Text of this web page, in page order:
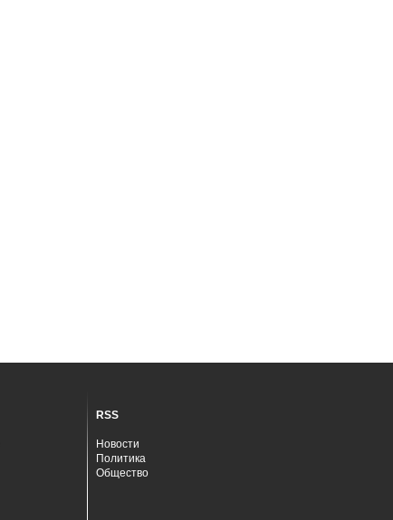
RSS
Новости
Политика
Общество